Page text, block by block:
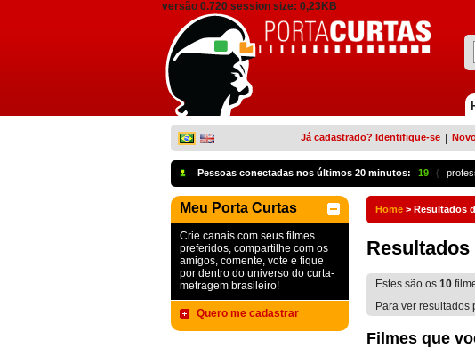
versão 0.720 session size: 0,23KB
Já cadastrado? Identifique-se
Pessoas conectadas nos últimos 20 minutos: 19 {
Meu Porta Curtas
Crie canais com seus filmes
preferidos, compartilhe com os
amigos, comente, vote e fique
por dentro do universo do curta-
metragem brasileiro!
Quero me cadastrar
Home > Resultados
Estes são os 10
Para ver resultados
Filmes que